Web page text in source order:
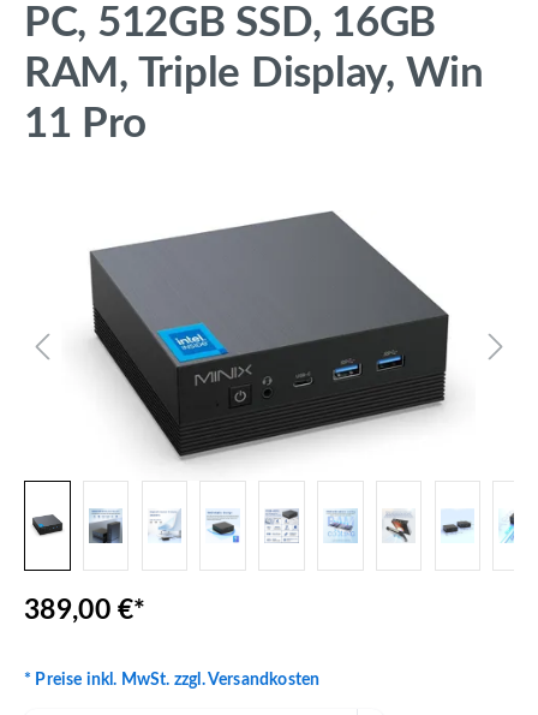
PC, 512GB SSD, 16GB
RAM, Triple Display, Win
11 Pro
Bildergalerie überspringen
389,00 €*
* Preise inkl. MwSt. zzgl. Versandkosten